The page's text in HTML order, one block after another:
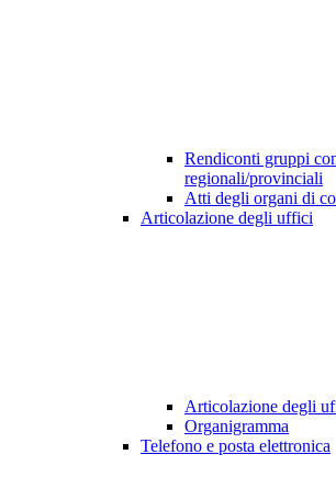
Rendiconti gruppi
regionali/provinciali
Atti degli organi di
Articolazione degli uffici
Articolazione degli
Organigramma
Telefono e posta elettronica